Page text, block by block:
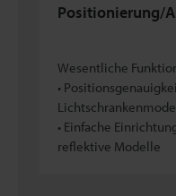
Positionierung/
Wesentliche
•
• Einfache
reflektive Modelle